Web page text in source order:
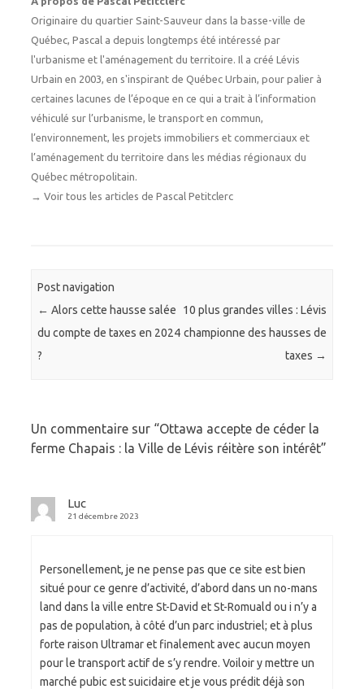
Originaire du quartier Saint-Sauveur dans la basse-ville de
Québec, Pascal a depuis longtemps été intéressé par
l'urbanisme et l'aménagement du territoire. Il a créé Lévis
Urbain en 2003, en s'inspirant de Québec Urbain, pour palier à
certaines lacunes de l’époque en ce qui a trait à l’information
véhiculé sur l’urbanisme, le transport en commun,
l’environnement, les projets immobiliers et commerciaux et
l’aménagement du territoire dans les médias régionaux du
Québec métropolitain.
→ Voir tous les articles de Pascal Petitclerc
Post navigation
← Alors cette hausse salée
du compte de taxes en 2024
?
10 plus grandes villes : Lévis
championne des hausses de
taxes →
Un commentaire sur “Ottawa accepte de céder la
ferme Chapais : la Ville de Lévis réitère son intérêt”
Luc
21 décembre 2023
Personellement, je ne pense pas que ce site est bien
situé pour ce genre d’activité, d’abord dans un no-mans
land dans la ville entre St-David et St-Romuald ou i n’y a
pas de population, à côté d’un parc industriel; et à plus
forte raison Ultramar et finalement avec aucun moyen
pour le transport actif de s’y rendre. Voiloir y mettre un
marché pubic est suicidaire et je vous prédit déjà son